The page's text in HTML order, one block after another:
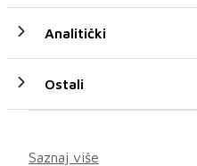
Analitički
Ostali
Saznaj više